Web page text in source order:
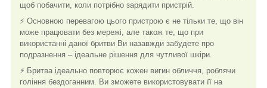
щоб побачити, коли потрібно зарядити пристрій.
⚡ Основною перевагою цього пристрою є не тільки те, що він
може працювати без мережі, але також те, що при
використанні даної бритви Ви назавжди забудете про
подразнення – ідеальне рішення для чутливої ​​шкіри.
⚡ Бритва ідеально повторює кожен вигин обличчя, роблячи
гоління бездоганним. Ви зможете використовувати її на